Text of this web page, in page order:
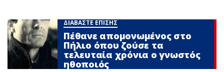
ΔΙΑΒΑΣΤΕ ΕΠΙΣΗΣ
Πέθανε απομονωμένος στο
Πήλιο όπου ζούσε τα
τελευταία χρόνια ο γνωστός
ηθοποιός